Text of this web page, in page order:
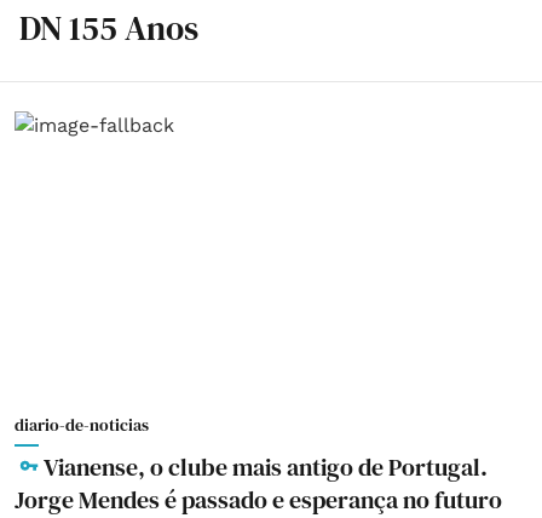
DN 155 Anos
diario-de-noticias
Vianense, o clube mais antigo de Portugal.
Jorge Mendes é passado e esperança no futuro